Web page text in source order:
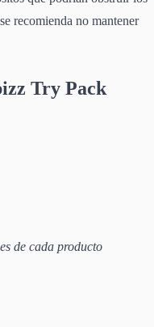
recomienda no mantener
Try Pack
de cada producto